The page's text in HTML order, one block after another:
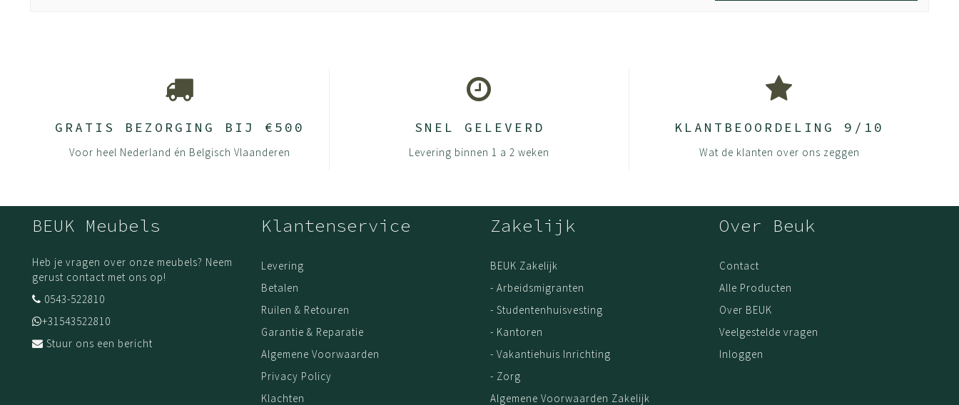
GRATIS BEZORGING BIJ €500
Voor heel Nederland én Belgisch Vlaanderen
SNEL GELEVERD
Levering binnen 1 a 2 weken
KLANTBEOORDELING 9/10
Wat de klanten over ons zeggen
BEUK Meubels
Heb je vragen over onze meubels? Neem
gerust contact met ons op!
0543-522810
+31543522810
Stuur ons een bericht
Klantenservice
Levering
Betalen
Ruilen & Retouren
Garantie & Reparatie
Algemene Voorwaarden
Privacy Policy
Klachten
Zakelijk
BEUK Zakelijk
- Arbeidsmigranten
- Studentenhuisvesting
- Kantoren
- Vakantiehuis Inrichting
- Zorg
Algemene Voorwaarden Zakelijk
Over Beuk
Contact
Alle Producten
Over BEUK
Veelgestelde vragen
Inloggen